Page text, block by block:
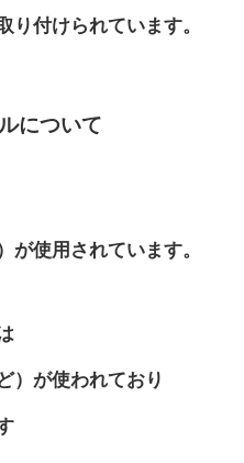
り付けられています。
について
が使用されています。
）が使われており